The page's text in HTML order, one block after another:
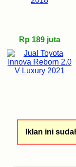
Rp 189 juta
Iklan ini